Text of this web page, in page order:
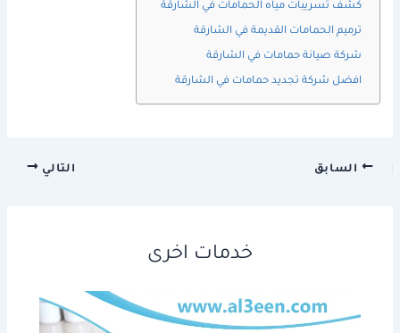
كشف تسريبات مياه الحمامات في الشارقة
ترميم الحمامات القديمة في الشارقة
شركة صيانة حمامات في الشارقة
افضل شركة تجديد حمامات في الشارقة
السابق التالي
خدمات اخرى